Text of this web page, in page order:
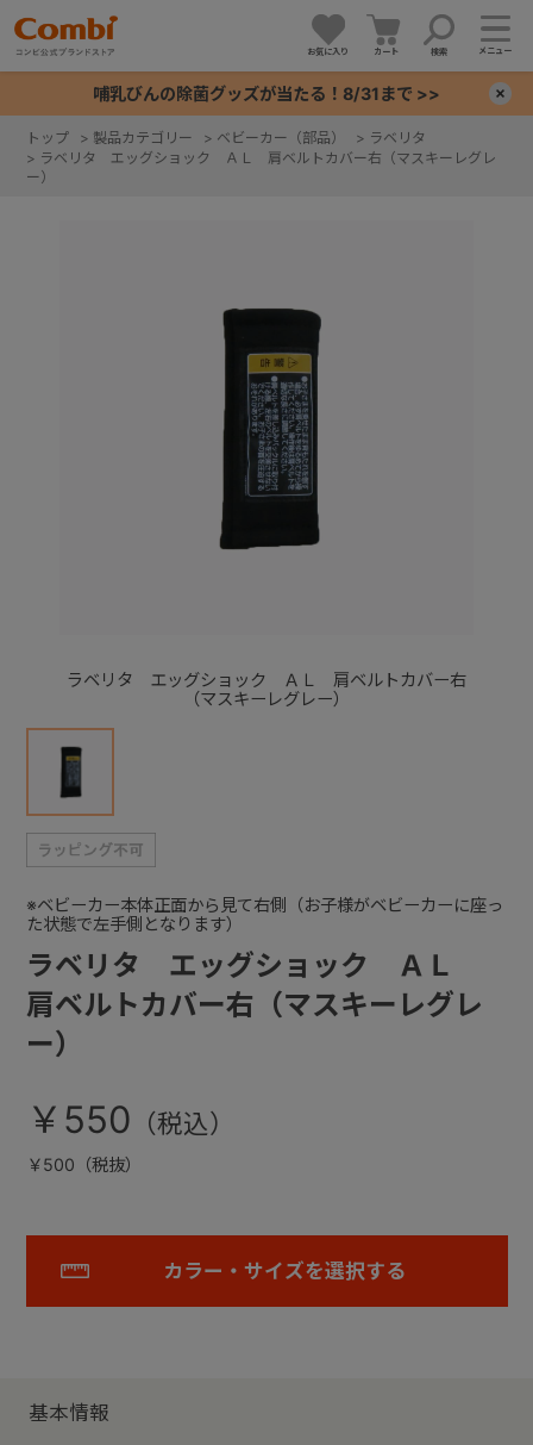
お気に入り カート 検索 メニュー
哺乳びんの除菌グッズが当たる！8/31まで >>
トップ > 製品カテゴリー > ベビーカー（部品） > ラベリタ
> ラベリタ エッグショック ＡＬ 肩ベルトカバー右（マスキーレグレ
ー）
ラベリタ エッグショック ＡＬ 肩ベルトカバー右
（マスキーレグレー）
ラベリタ エッグショック ＡＬ
肩ベルトカバー右（マスキーレグレ
ー）
※ベビーカー本体正面から見て右側（お子様がベビーカーに座っ
た状態で左手側となります）
￥550
￥500（税抜）
カラー・サイズを選択する
基本情報